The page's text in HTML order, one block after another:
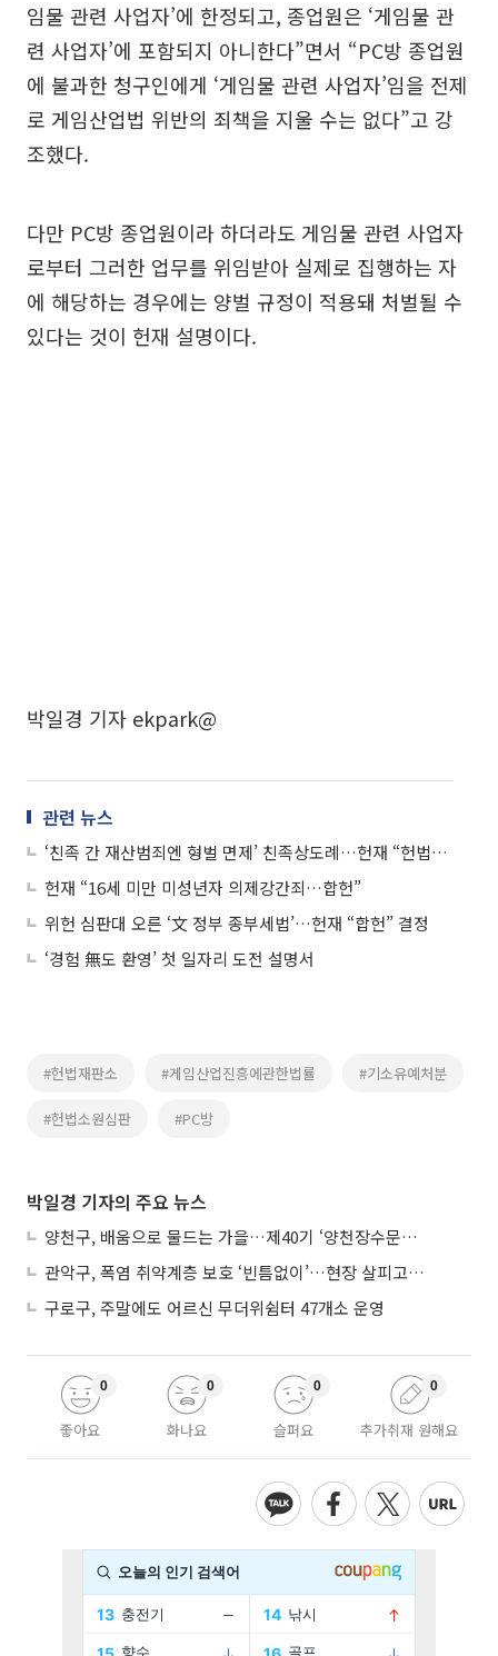
임물 관련 사업자’에 한정되고, 종업원은 ‘게임물 관
련 사업자’에 포함되지 아니한다”면서 “PC방 종업원
에 불과한 청구인에게 ‘게임물 관련 사업자’임을 전제
로 게임산업법 위반의 죄책을 지울 수는 없다”고 강
조했다.
다만 PC방 종업원이라 하더라도 게임물 관련 사업자
로부터 그러한 업무를 위임받아 실제로 집행하는 자
에 해당하는 경우에는 양벌 규정이 적용돼 처벌될 수
있다는 것이 헌재 설명이다.
박일경 기자 ekpark@
관련 뉴스
‘친족 간 재산범죄엔 형벌 면제’ 친족상도례…헌재 “헌법불합치” 결정
헌재 “16세 미만 미성년자 의제강간죄…합헌”
위헌 심판대 오른 ‘文 정부 종부세법’…헌재 “합헌” 결정
‘경험 無도 환영’ 첫 일자리 도전 설명서
#헌법재판소 #게임산업진흥에관한법률 #기소유예처분
#헌법소원심판 #PC방
박일경 기자의 주요 뉴스
양천구, 배움으로 물드는 가을…제40기 ‘양천장수문화대학’ 수강생 모집
관악구, 폭염 취약계층 보호 ‘빈틈없이’…현장 살피고 지원 넓힌다
구로구, 주말에도 어르신 무더위쉼터 47개소 운영
좋아요
0
화나요
0
슬퍼요
0
추가취재 원해요
0